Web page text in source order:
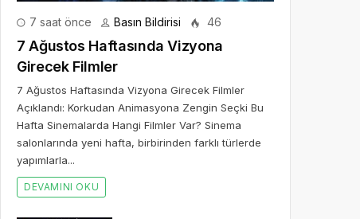
7 saat önce Basın Bildirisi 46
7 Ağustos Haftasında Vizyona
Girecek Filmler
7 Ağustos Haftasında Vizyona Girecek Filmler
Açıklandı: Korkudan Animasyona Zengin Seçki Bu
Hafta Sinemalarda Hangi Filmler Var? Sinema
salonlarında yeni hafta, birbirinden farklı türlerde
yapımlarla...
DEVAMINI OKU